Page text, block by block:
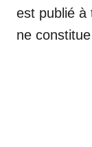
est publié à
ne